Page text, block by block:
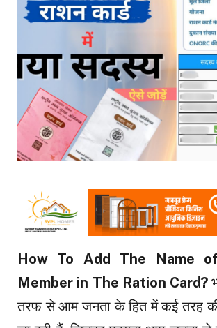
How To Add The Name
Member in The Ration Card?
तरफ से आम जनता के हित में कई तरह